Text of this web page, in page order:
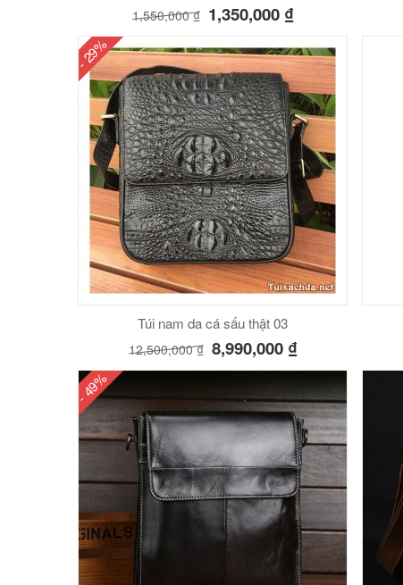
1,550,000₫ 1,350,000 ₫
- 29%
Túi nam da cá sấu thật 03
12,500,000₫ 8,990,000 ₫
- 49%